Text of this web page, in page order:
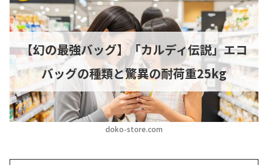
doko-store.com
【幻の最強バッグ】「カルディ伝説」エコ
バッグの種類と驚異の耐荷重25kg